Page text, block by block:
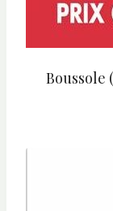
Boussole